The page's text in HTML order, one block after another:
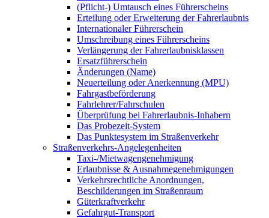
(Pflicht-) Umtausch eines Führerscheins
Erteilung oder Erweiterung der Fahrerlaubnis
Internationaler Führerschein
Umschreibung eines Führerscheins
Verlängerung der Fahrerlaubnisklassen
Ersatzführerschein
Änderungen (Name)
Neuerteilung oder Anerkennung (MPU)
Fahrgastbeförderung
Fahrlehrer/Fahrschulen
Überprüfung bei Fahrerlaubnis-Inhabern
Das Probezeit-System
Das Punktesystem im Straßenverkehr
Straßenverkehrs-Angelegenheiten
Taxi-/Mietwagengenehmigung
Erlaubnisse & Ausnahmegenehmigungen
Verkehrsrechtliche Anordnungen,
Beschilderungen im Straßenraum
Güterkraftverkehr
Gefahrgut-Transport